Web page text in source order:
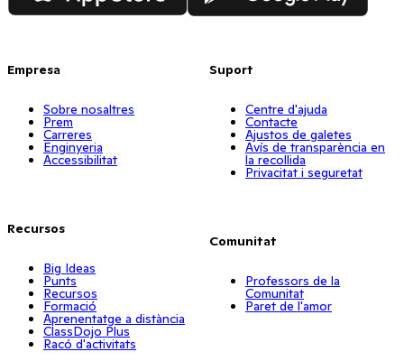
Empresa
Sobre nosaltres
Prem
Carreres
Enginyeria
Accessibilitat
Recursos
Big Ideas
Punts
Recursos
Formació
Aprenentatge a distància
ClassDojo Plus
Racó d'activitats
Suport
Centre d'ajuda
Contacte
Ajustos de galetes
Avís de transparència en
la recollida
Privacitat i seguretat
Comunitat
Professors de la
Comunitat
Paret de l'amor